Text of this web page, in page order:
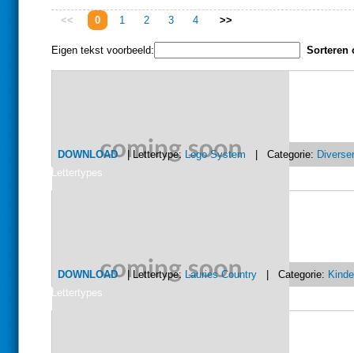
<< 0 1 2 3 4 >>
Eigen tekst voorbeeld: Sorteren
DOWNLOAD| Lettertype: Lego System | Categorie:
Lettertypes
DOWNLOAD| Lettertype: Lauries Country | Categorie:
Lettertypes